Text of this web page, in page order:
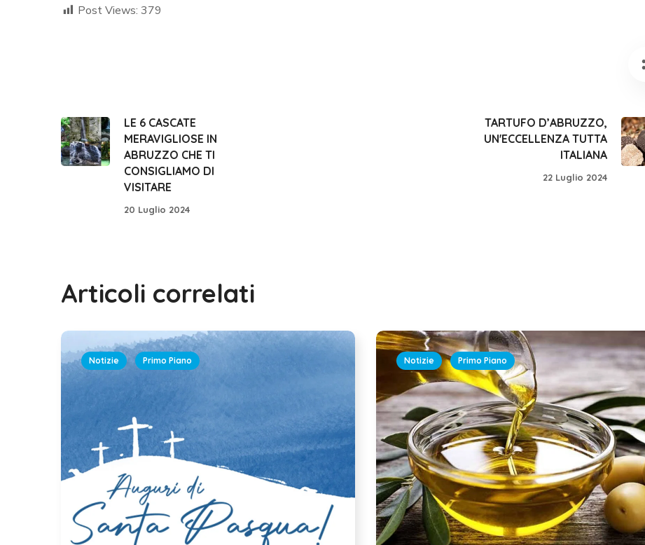
Post Views: 379
LE 6 CASCATE
MERAVIGLIOSE IN
ABRUZZO CHE TI
CONSIGLIAMO DI
VISITARE
20 Luglio 2024
TARTUFO D’ABRUZZO,
UN'ECCELLENZA TUTTA
ITALIANA
22 Luglio 2024
Articoli correlati
Notizie Primo Piano Notizie Primo Piano